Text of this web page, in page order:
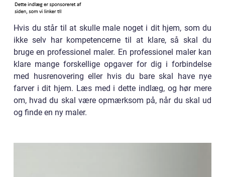
Hvis du står til at skulle male noget i dit hjem, som du
ikke selv har kompetencerne til at klare, så skal du
bruge en professionel maler. En professionel maler kan
klare mange forskellige opgaver for dig i forbindelse
med husrenovering eller hvis du bare skal have nye
farver i dit hjem. Læs med i dette indlæg, og hør mere
om, hvad du skal være opmærksom på, når du skal ud
og finde en ny maler.